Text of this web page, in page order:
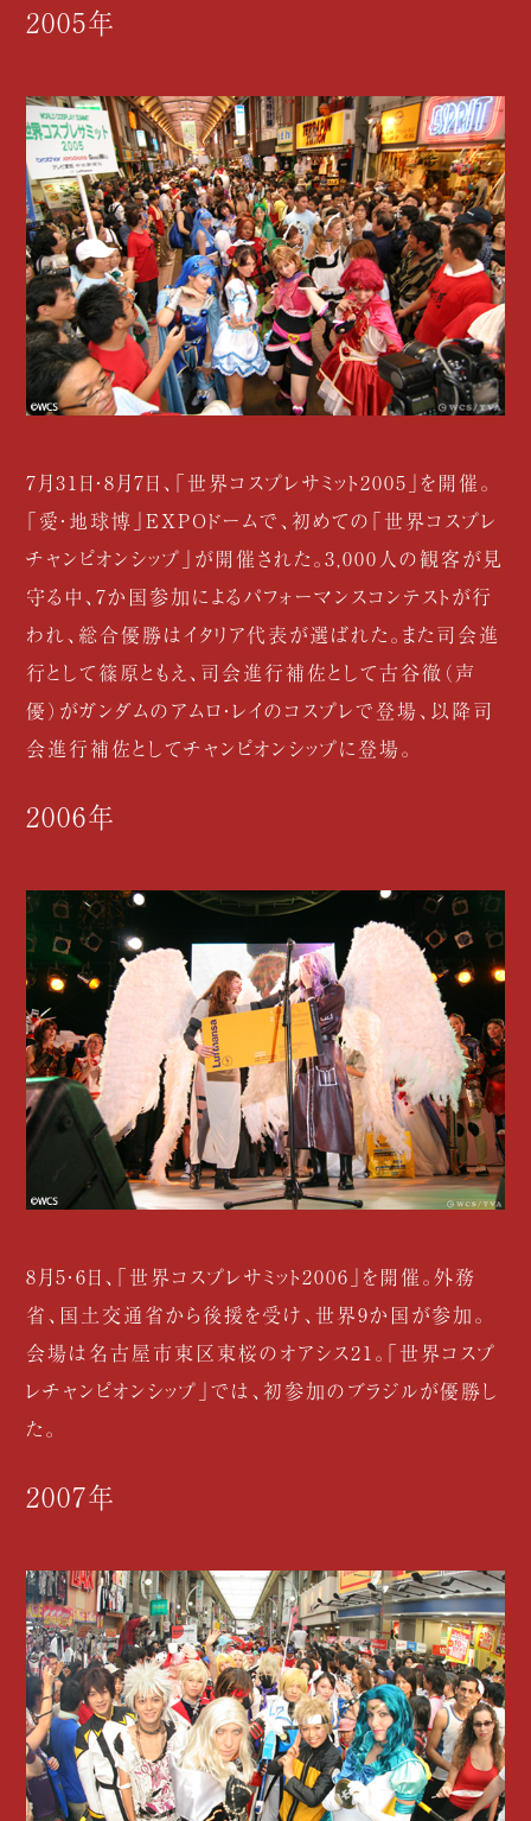
2005年
7月31日・8月7日、「世界コスプレサミット2005」を開催。
「愛・地球博」EXPOドームで、初めての「世界コスプレ
チャンピオンシップ」が開催された。3,000人の観客が見
守る中、7か国参加によるパフォーマンスコンテストが行
われ、総合優勝はイタリア代表が選ばれた。また司会進
行として篠原ともえ、司会進行補佐として古谷徹（声
優）がガンダムのアムロ・レイのコスプレで登場、以降司
会進行補佐としてチャンピオンシップに登場。
2006年
8月5・6日、「世界コスプレサミット2006」を開催。外務
省、国土交通省から後援を受け、世界9か国が参加。
会場は名古屋市東区東桜のオアシス21。「世界コスプ
レチャンピオンシップ」では、初参加のブラジルが優勝し
た。
2007年